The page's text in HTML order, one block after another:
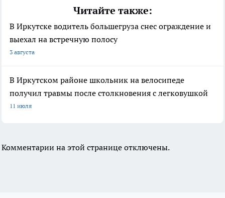
Читайте также:
В Иркутске водитель большегруза снес ограждение и
выехал на встречную полосу
3 августа
В Иркутском районе школьник на велосипеде
получил травмы после столкновения с легковушкой
11 июля
Комментарии на этой странице отключены.